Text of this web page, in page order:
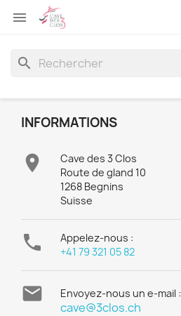

search
INFORMATIONS

Cave des 3 Clos
Route de gland 10
1268 Begnins
Suisse

Appelez-nous :
+41 79 321 05 82
 Envoyez-nous un e-mail :
cave@3clos.ch